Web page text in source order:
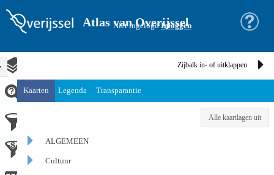
Zijbalk in- of uitklappen
Kaarten Legenda Transparantie
Alle kaartlagen uit
ALGEMEEN
Cultuur
Atlas van Overijssel
Niet ingelogd Inloggen